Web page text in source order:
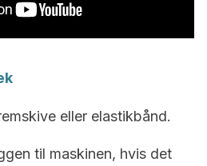
eller elastikbånd.
til maskinen, hvis det